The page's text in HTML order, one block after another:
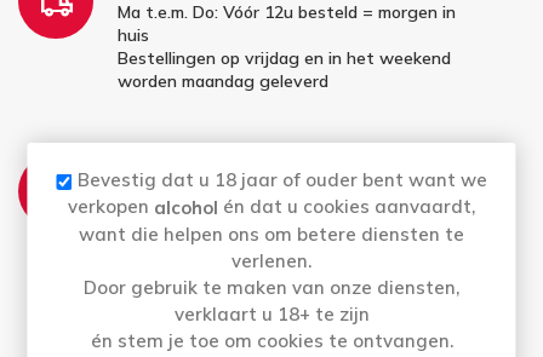
Ma t.e.m. Do: Vóór 12u besteld = morgen in
huis
Bestellingen op vrijdag en in het weekend
worden maandag geleverd
AFHALEN:
Ma t.e.m. Za: Uw bestelling staat 4 uur later
al voor u klaar
Bestellingen op zondag kan u vanaf maandag
Bevestig dat u 18 jaar of ouder bent want we
verkopen alcohol én dat u cookies aanvaardt,
want die helpen ons om betere diensten te
verlenen.
Door gebruik te maken van onze diensten,
verklaart u 18+ te zijn
én stem je toe om cookies te ontvangen.